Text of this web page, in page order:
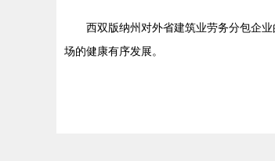
西双版纳州对外省建筑业劳务分包企
场的健康有序发展。